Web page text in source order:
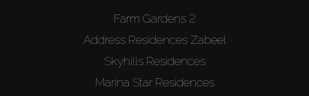
Farm Gardens 2
Address Residences Zabeel
Skyhills Residences
Marina Star Residences